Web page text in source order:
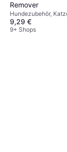
Remover
Hundezubehör,
9,29 €
9+ Shops